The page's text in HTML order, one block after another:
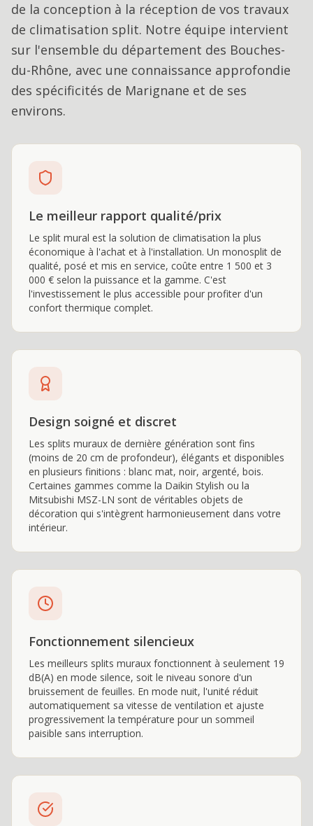
de la conception à la réception de vos travaux
de climatisation split. Notre équipe intervient
sur l'ensemble du département des Bouches-
du-Rhône, avec une connaissance approfondie
des spécificités de Marignane et de ses
environs.
Le meilleur rapport qualité/prix
Le split mural est la solution de climatisation la plus
économique à l'achat et à l'installation. Un monosplit de
qualité, posé et mis en service, coûte entre 1 500 et 3
000 € selon la puissance et la gamme. C'est
l'investissement le plus accessible pour profiter d'un
confort thermique complet.
Design soigné et discret
Les splits muraux de dernière génération sont fins
(moins de 20 cm de profondeur), élégants et disponibles
en plusieurs finitions : blanc mat, noir, argenté, bois.
Certaines gammes comme la Daikin Stylish ou la
Mitsubishi MSZ-LN sont de véritables objets de
décoration qui s'intègrent harmonieusement dans votre
intérieur.
Fonctionnement silencieux
Les meilleurs splits muraux fonctionnent à seulement 19
dB(A) en mode silence, soit le niveau sonore d'un
bruissement de feuilles. En mode nuit, l'unité réduit
automatiquement sa vitesse de ventilation et ajuste
progressivement la température pour un sommeil
paisible sans interruption.